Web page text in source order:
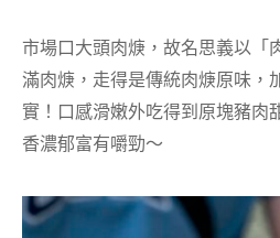
市場口大頭肉焿，故名思義以「
滿肉焿，走得是傳統肉焿原味，
實！口感滑嫩外吃得到原塊豬肉
香濃郁富有嚼勁～